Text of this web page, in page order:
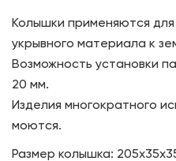
Колышки применяются
укрывного материала к
Возможность установки
20 мм.
Изделия многократного
моются.
Размер колышка: